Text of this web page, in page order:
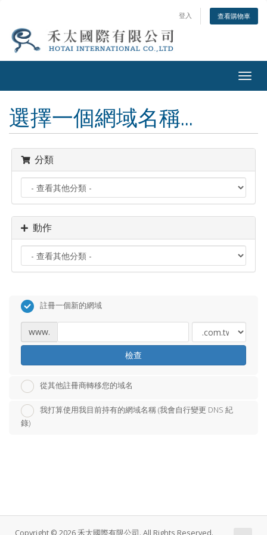
登入 查看購物車
選擇一個網域名稱...
分類
動作
註冊一個新的網域
www.
檢查
從其他註冊商轉移您的域名
我打算使用我目前持有的網域名稱 (我會自行變更 DNS 紀
錄)
Copyright © 2026 禾太國際有限公司. All Rights Reserved.